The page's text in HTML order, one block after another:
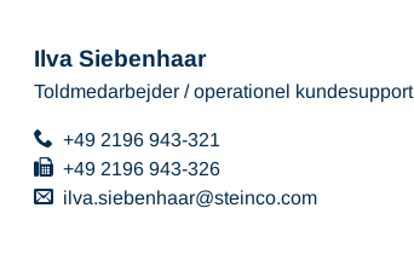
Ilva Siebenhaar
Toldmedarbejder / operationel kundesupport
+49 2196 943-321
+49 2196 943-326
ilva.siebenhaar
steinco com